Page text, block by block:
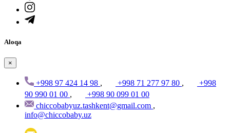
Aloqa
×
+998 97 424 14 98 , +998 71 277 97 80 ,
+998
90 990 01 00 ,
+998 90 099 01 00
chiccobabyuz.tashkent@gmail.com ,
info@chiccobaby.uz